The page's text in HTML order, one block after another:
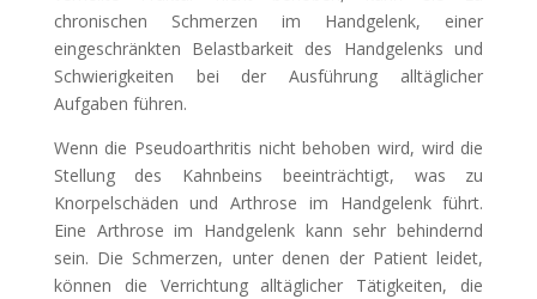
chronischen Schmerzen im Handgelenk, einer
eingeschränkten Belastbarkeit des Handgelenks und
Schwierigkeiten bei der Ausführung alltäglicher
Aufgaben führen.
Wenn die Pseudoarthritis nicht behoben wird, wird die
Stellung des Kahnbeins beeinträchtigt, was zu
Knorpelschäden und Arthrose im Handgelenk führt.
Eine Arthrose im Handgelenk kann sehr behindernd
sein. Die Schmerzen, unter denen der Patient leidet,
können die Verrichtung alltäglicher Tätigkeiten, die